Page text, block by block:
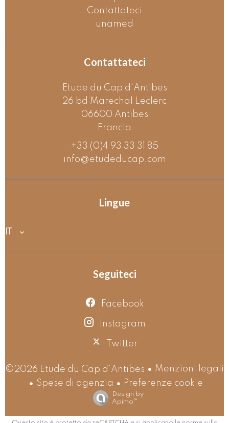
Contattateci
unamed
Contattateci
Etude du Cap d'Antibes
26 bd Marechal Leclerc
06600 Antibes
Francia
+33 (0)4 93 33 31 85
info@etudeducap.com
Lingue
Seguiteci
Facebook
Instagram
Twitter
©2026 Etude du Cap d'Antibes
Menzioni legali
Spese di agenzia
Preferenze cookie
Design by
Apimo™